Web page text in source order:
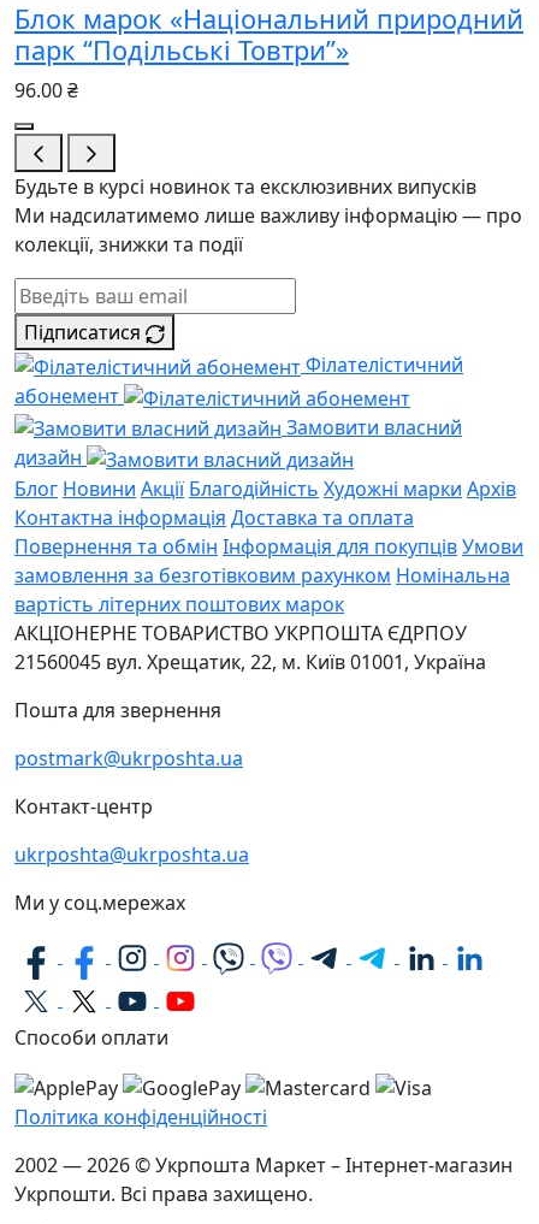
Блок марок «Національний природний
парк “Подільські Товтри”»
96.00 ₴
Будьте в курсі новинок та ексклюзивних випусків
Ми надсилатимемо лише важливу інформацію — про
колекції, знижки та події
Підписатися
Філателістичний
абонемент
Замовити власний
дизайн
Блог Новини Акції Благодійність Художні марки Архів
Контактна інформація Доставка та оплата
Повернення та обмін Інформація для покупцівУмови
замовлення за безготівковим рахунком Номінальна
вартість літерних поштових марок
АКЦІОНЕРНЕ ТОВАРИСТВО УКРПОШТА ЄДРПОУ
21560045 вул. Хрещатик, 22, м. Київ01001, Україна
Пошта для звернення
postmark@ukrposhta.ua
Контакт-центр
ukrposhta@ukrposhta.ua
Ми у соц.мережах
Способи оплати
Політика конфіденційності
2002 — 2026 © Укрпошта Маркет – Інтернет-магазин
Укрпошти. Всі права захищено.